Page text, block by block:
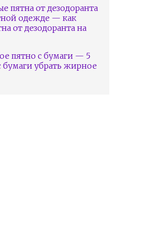
пятна от дезодоранта
одежде — как
от дезодоранта на
пятно с бумаги — 5
бумаги убрать жирное